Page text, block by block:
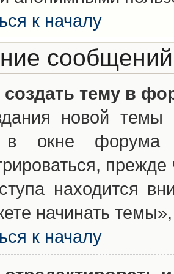
к началу
сообщений
создать тему в
новой темы
в окне
находится
начинать
к началу